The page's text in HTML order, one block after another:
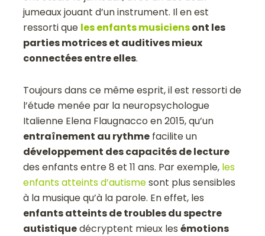
jumeaux jouant d’un instrument. Il en est
ressorti que les enfants musiciensont les
parties motrices et auditives mieux
connectées entre elles.
Toujours dans ce même esprit, il est ressorti de
l’étude menée par la neuropsychologue
Italienne Elena Flaugnacco en 2015, qu’un
entraînement au rythme facilite un
développement des capacités de lecture
des enfants entre 8 et 11 ans. Par exemple, les
enfants atteints d’autismesont plus sensibles
à la musique qu’à la parole. En effet, les
enfants atteints de troubles du spectre
autistiquedécryptent mieux lesémotions